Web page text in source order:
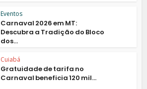
Eventos
Carnaval 2026 em MT:
Descubra a Tradição do Bloco
dos...
Cuiabá
Gratuidade de tarifa no
Carnaval beneficia 120 mil...